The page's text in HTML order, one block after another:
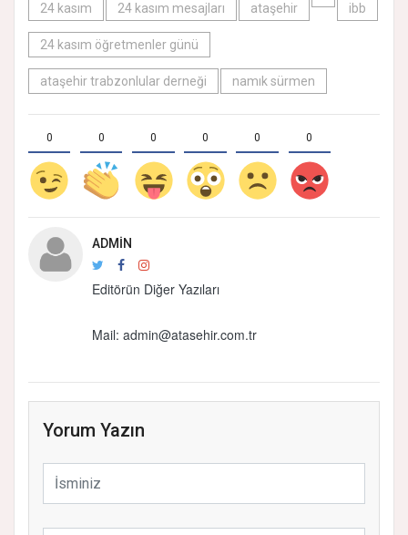
24 kasım
24 kasım mesajları ataşehir ibb
24 kasım öğretmenler günü
ataşehir trabzonlular derneği namık sürmen
0 0 0 0 0 0
ADMIN
Editörün Diğer Yazıları
Mail: admin@atasehir.com.tr
Yorum Yazın